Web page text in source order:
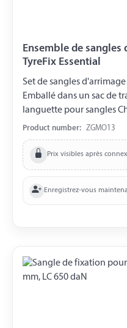
Ensemble de
TyreFix Essential
Set de sangles
Emballé dans un sac de
languette pour sangles
Convient pour la roue
le mode d'emploi fourni.
Product number: ZGMO13
Prix visibles après
Enregistrez-vous